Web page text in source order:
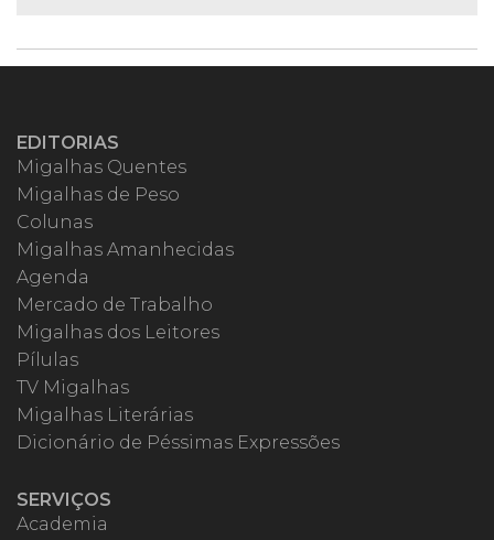
EDITORIAS
Migalhas Quentes
Migalhas de Peso
Colunas
Migalhas Amanhecidas
Agenda
Mercado de Trabalho
Migalhas dos Leitores
Pílulas
TV Migalhas
Migalhas Literárias
Dicionário de Péssimas Expressões
SERVIÇOS
Academia